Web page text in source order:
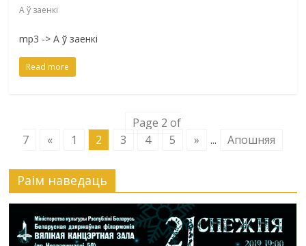
А ў заенкі
mp3 -> А ў заенкі
Read more
Page 2 of
7
« 1 2 3 4 5 » ... Апошняя
Раiм наведаць